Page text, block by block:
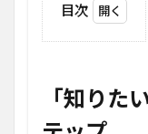
目次
い」
を引
き出
「知りた